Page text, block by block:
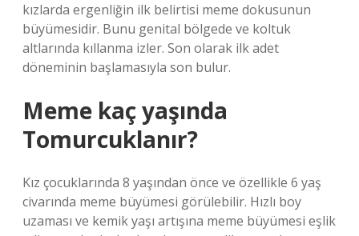
kızlarda ergenliğin ilk belirtisi meme dokusunun
büyümesidir. Bunu genital bölgede ve koltuk
altlarında kıllanma izler. Son olarak ilk adet
döneminin başlamasıyla son bulur.
Meme kaç yaşında
Tomurcuklanır?
Kız çocuklarında 8 yaşından önce ve özellikle 6 yaş
civarında meme büyümesi görülebilir. Hızlı boy
uzaması ve kemik yaşı artışına meme büyümesi eşlik